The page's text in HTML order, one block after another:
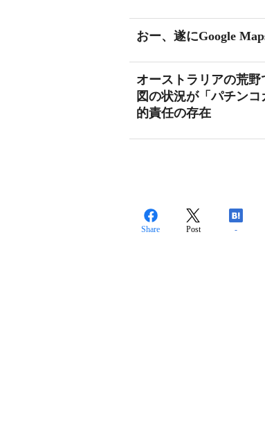
おー、遂にGoogle
オーストラリアの荒
図の状況が「パチン
的責任の存在
Share Post -